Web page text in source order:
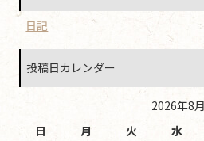
日記
投稿日カレンダー
2026年8月
日
月 火 水